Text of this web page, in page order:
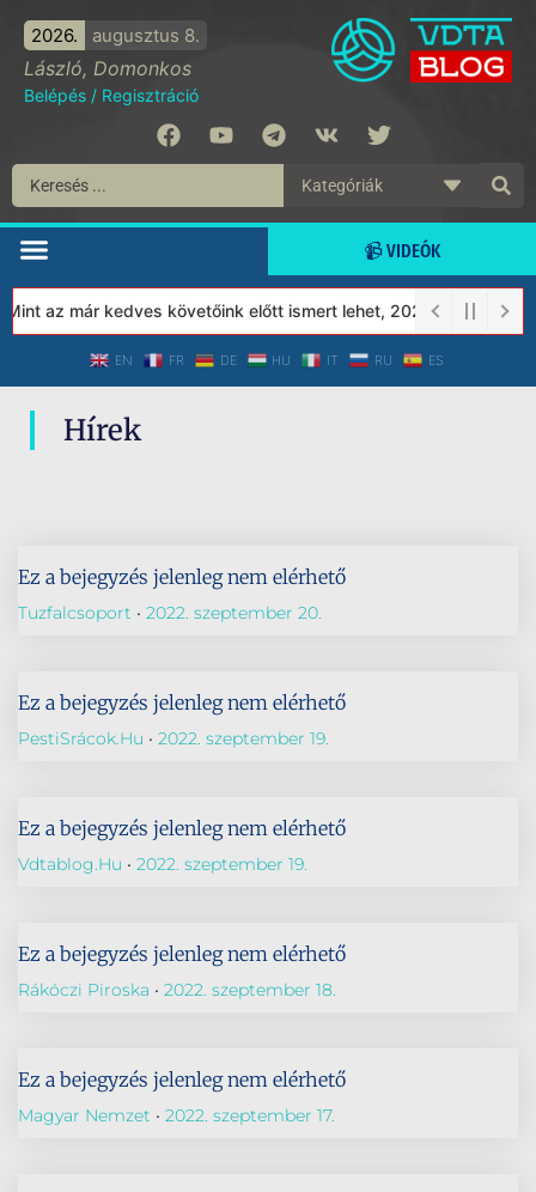
2026. augusztus 8.
László, Domonkos
Belépés / Regisztráció
📹 VIDEÓK
az már kedves követőink előtt ismert lehet, 2023-tól a
EN FR DE HU IT RU ES
Hírek
Ez a bejegyzés jelenleg nem elérhető
Tuzfalcsoport 2022. szeptember 20.
Ez a bejegyzés jelenleg nem elérhető
PestiSrácok.hu 2022. szeptember 19.
Ez a bejegyzés jelenleg nem elérhető
Vdtablog.hu 2022. szeptember 19.
Ez a bejegyzés jelenleg nem elérhető
Rákóczi Piroska 2022. szeptember 18.
Ez a bejegyzés jelenleg nem elérhető
Magyar Nemzet 2022. szeptember 17.